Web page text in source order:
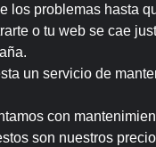
los problemas hasta
o tu web se cae
un servicio de
con
son nuestros